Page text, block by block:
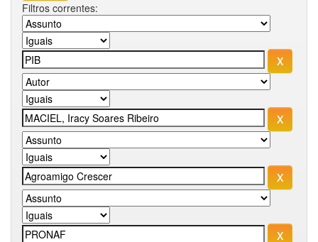
Filtros correntes: